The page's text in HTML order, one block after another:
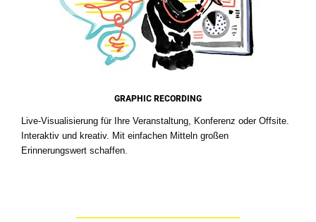
GRAPHIC RECORDING
Live-Visualisierung für Ihre Veranstaltung, Konferenz oder Offsite.
Interaktiv und kreativ. Mit einfachen Mitteln großen
Erinnerungswert schaffen.